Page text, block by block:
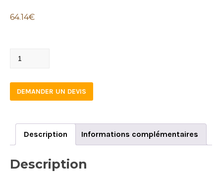
64.14€
B147
DEMANDER UN DEVIS
Description Informations complémentaires
Description